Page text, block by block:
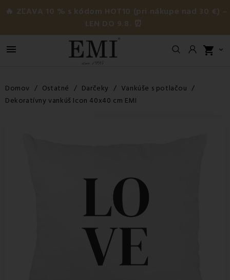
🔥 ZĽAVA 10 % s kódom HOT10 (pri nákupe nad 30 €) –
LEN DO 9.8. ⏰
 shopping_cart 
Domov Ostatné Darčeky
Vankúše s potlačou
Dekoratívny vankúš Icon 40x40 cm EMI